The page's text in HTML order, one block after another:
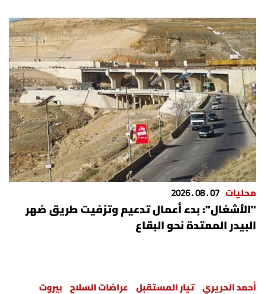
محليات 07 . 08 . 2026
"الأشغال": بدء أعمال تدعيم وتزفيت طريق ضهر
البيدر الممتدة نحو البقاع
أحمد الحريري تيار المستقبل عراضات السلاح بيروت